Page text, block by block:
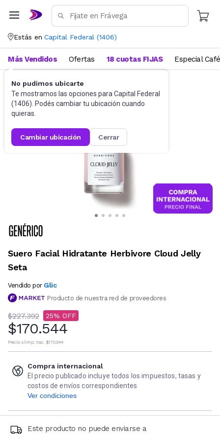
Estás en Capital Federal (1406)
No pudimos ubicarte
Te mostramos las opciones para Capital Federal
(1406). Podés cambiar tu ubicación cuando
quieras.
cambiar ubicación cerrar
Más Vendidos Ofertas 18 cuotas FIJAS Especial Café
Dermocosmética Serums y Boosters
Suero Facial Hidratante Herbivore Cloud Jelly
Seta
Vendido por Glic
Producto de nuestra red de proveedores
$227.392 25
$170.544
Precio s/imp. nac. $170.544
Compra internacional
El precio publicado incluye todos los impuestos, tasas y
costos de envíos correspondientes
Ver condiciones
Este producto no puede enviarse a